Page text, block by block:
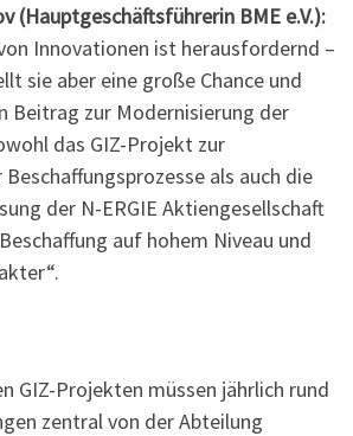
(Hauptgeschäftsführerin BME e.V.):
Innovationen ist herausfordernd –
sie aber eine große Chance und
Beitrag zur Modernisierung der
das GIZ-Projekt zur
als auch die
der N-ERGIE Aktiengesellschaft
auf hohem Niveau und
GIZ-Projekten müssen jährlich rund
zentral von der Abteilung